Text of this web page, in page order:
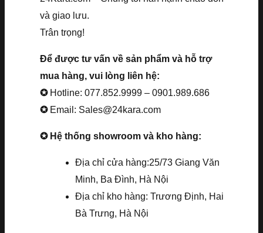
và giao lưu.
Trân trọng!
Để được tư vấn về sản phẩm và hỗ trợ
mua hàng, vui lòng liên hệ:
✪ Hotline: 077.852.9999 – 0901.989.686
✪ Email: Sales@24kara.com
✪ Hệ thống showroom và kho hàng:
Địa chỉ cửa hàng:25/73 Giang Văn
Minh, Ba Đình, Hà Nội
Địa chỉ kho hàng: Trương Định, Hai
Bà Trưng, Hà Nội